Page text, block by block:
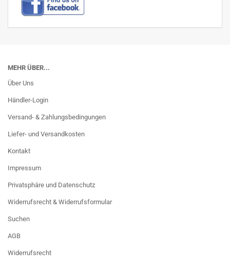
MEHR ÜBER...
Über Uns
Händler-Login
Versand- & Zahlungsbedingungen
Liefer- und Versandkosten
Kontakt
Impressum
Privatsphäre und Datenschutz
Widerrufsrecht & Widerrufsformular
Suchen
AGB
Widerrufsrecht